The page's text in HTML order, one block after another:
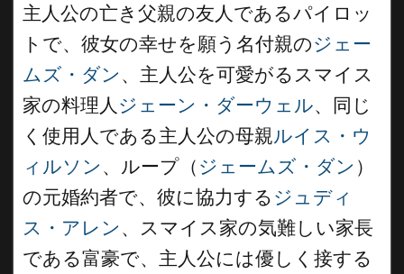
主人公の亡き父親の友人であるパイロッ
トで、彼女の幸せを願う名付親のジェー
ムズ・ダン 、主人公を可愛がるスマイス
家の料理人 ジェーン・ダーウェル、同じ
く使用人である主人公の母親ルイス・ウ
ィルソン 、ループ（ ジェームズ・ダン ）
の元婚約者で、彼に協力する ジュディ
ス・アレン 、スマイス家の気難しい家長
である富豪で、主人公には優しく接する